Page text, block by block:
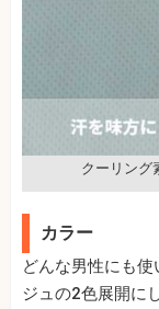
クーリング
カラー
どんな男性にも
ジュの2色展開に